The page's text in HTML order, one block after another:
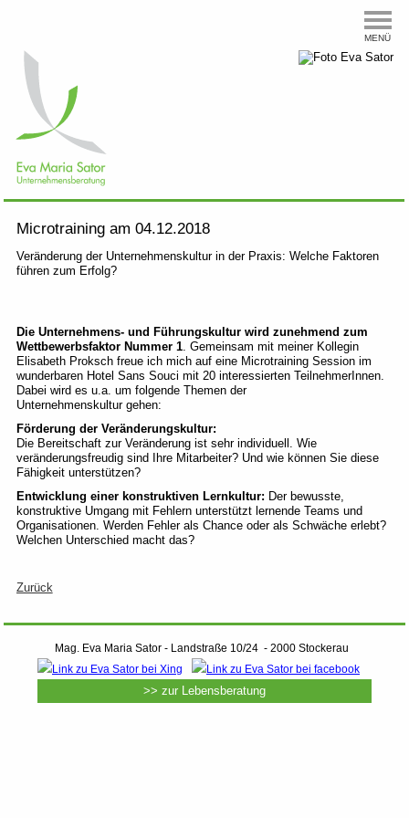
MENÜ
Microtraining am 04.12.2018
Veränderung der Unternehmenskultur in der Praxis: Welche Faktoren
führen zum Erfolg?
Die Unternehmens- und Führungskultur wird zunehmend zum
Wettbewerbsfaktor Nummer 1. Gemeinsam mit meiner Kollegin
Elisabeth Proksch freue ich mich auf eine Microtraining Session im
wunderbaren Hotel Sans Souci mit 20 interessierten TeilnehmerInnen.
Dabei wird es u.a. um folgende Themen der
Unternehmenskultur gehen:
Förderung der Veränderungskultur:
Die Bereitschaft zur Veränderung ist sehr individuell. Wie
veränderungsfreudig sind Ihre Mitarbeiter? Und wie können Sie diese
Fähigkeit unterstützen?
Entwicklung einer konstruktiven Lernkultur: Der bewusste,
konstruktive Umgang mit Fehlern unterstützt lernende Teams und
Organisationen. Werden Fehler als Chance oder als Schwäche erlebt?
Welchen Unterschied macht das?
Zurück
Mag. Eva Maria Sator - Landstraße 10/24 - 2000 Stockerau
>> zur Lebensberatung